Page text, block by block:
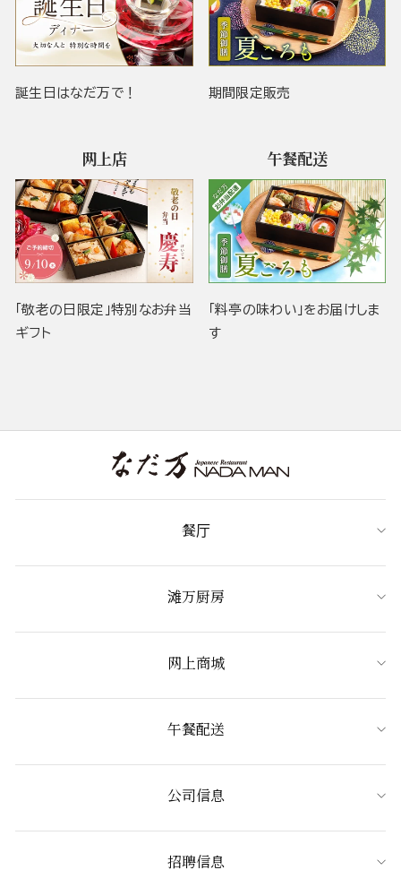
誕生日はなだ万で！ 期間限定販売
网上店
「敬老の日限定」特別なお弁当
ギフト
午餐配送
「料亭の味わい」をお届けしま
す
餐厅
滩万厨房
网上商城
午餐配送
公司信息
招聘信息